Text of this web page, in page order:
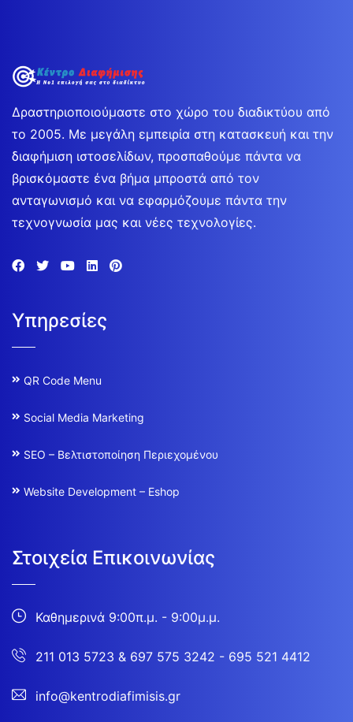
Δραστηριοποιούμαστε στο χώρο του διαδικτύου από
το 2005. Με μεγάλη εμπειρία στη κατασκευή και την
διαφήμιση ιστοσελίδων, προσπαθούμε πάντα να
βρισκόμαστε ένα βήμα μπροστά από τον
ανταγωνισμό και να εφαρμόζουμε πάντα την
τεχνογνωσία μας και νέες τεχνολογίες.
Υπηρεσίες
QR Code Menu
Social Media Marketing
SEO – Βελτιστοποίηση Περιεχομένου
Website Development – Eshop
Στοιχεία Επικοινωνίας
Καθημερινά 9:00π.μ. - 9:00μ.μ.
211 013 5723 & 697 575 3242 - 695 521 4412
info@kentrodiafimisis.gr